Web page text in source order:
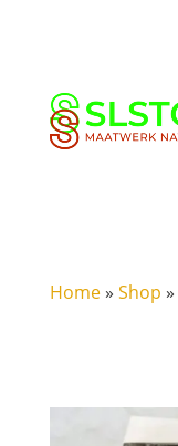
Home» Shop »